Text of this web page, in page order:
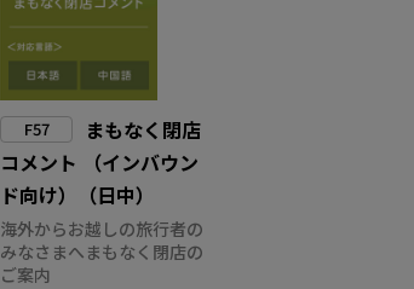
F57
まもなく閉店
コメント （インバウン
ド向け）（日中）
海外からお越しの旅行者の
みなさまへまもなく閉店の
ご案内